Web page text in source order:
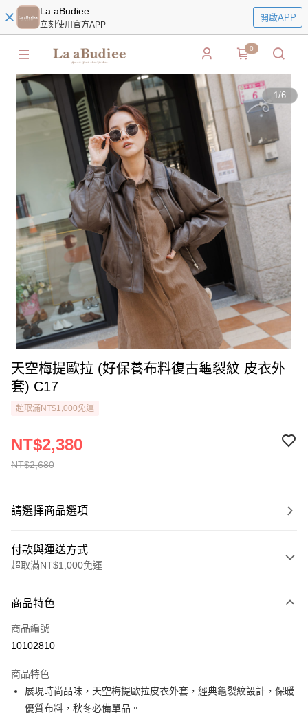
La aBudiee
立刻使用官方APP
開啟APP
0
1/6
天空梅提歐拉 (好保養布料復古龜裂紋 皮衣外
套) C17
超取滿NT$1,000免運
NT$2,680
NT$2,380
請選擇商品選項
付款與運送方式
超取滿NT$1,000免運
信用卡一次付款
LINE Pay
悠遊付
ATM付款
商品特色
商品編號
10102810
商品特色
展現時尚品味，天空梅提歐拉皮衣外套，經典龜裂紋設計，保暖
優質布料，秋冬必備單品。